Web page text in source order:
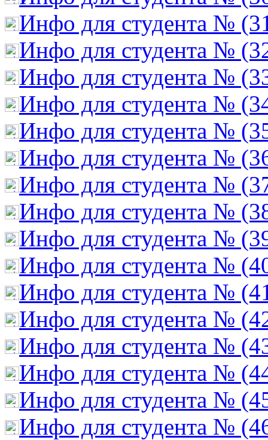
Инфо для студента №
Инфо для студента №
Инфо для студента №
Инфо для студента №
Инфо для студента №
Инфо для студента №
Инфо для студента №
Инфо для студента №
Инфо для студента №
Инфо для студента №
Инфо для студента №
Инфо для студента №
Инфо для студента №
Инфо для студента №
Инфо для студента №
Инфо для студента №